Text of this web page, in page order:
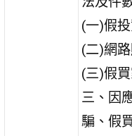
(一)假
(二)網
(三)假
三、因
騙、假